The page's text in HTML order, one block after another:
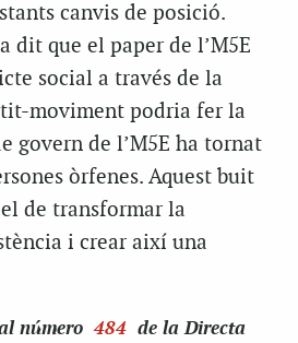
canvis de posició.
dit que el paper de l’M5E
social a través de la
moviment podria fer la
govern de l’M5E ha tornat
òrfenes. Aquest buit
de transformar la
i crear així una
número 484 de la Directa